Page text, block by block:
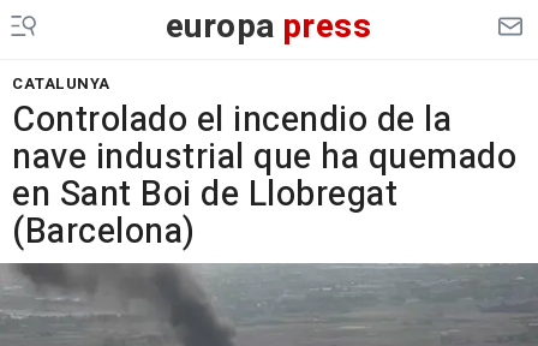
europa press
CATALUNYA
Controlado el incendio de la
nave industrial que ha quemado
en Sant Boi de Llobregat
(Barcelona)